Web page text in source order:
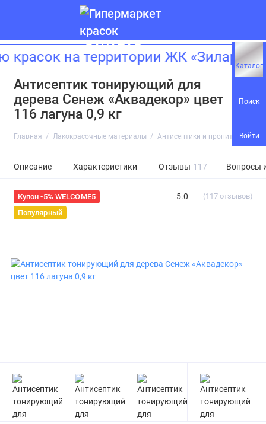
Каталог
Поиск
Войти
на территории ЖК
Антисептик тонирующий для
дерева Сенеж «Аквадекор» цвет
116 лагуна 0,9 кг
Главная Лакокрасочные материалы Антисептики и пропитки
Описание Характеристики Отзывы 117 Вопросы
Купон -5% WELCOME5
Популярный
5.0 (117 отзывов)